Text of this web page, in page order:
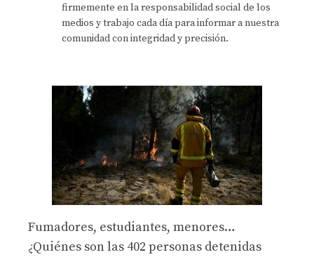
firmemente en la responsabilidad social de los
medios y trabajo cada día para informar a nuestra
comunidad con integridad y precisión.
Fumadores, estudiantes, menores…
¿Quiénes son las 402 personas detenidas